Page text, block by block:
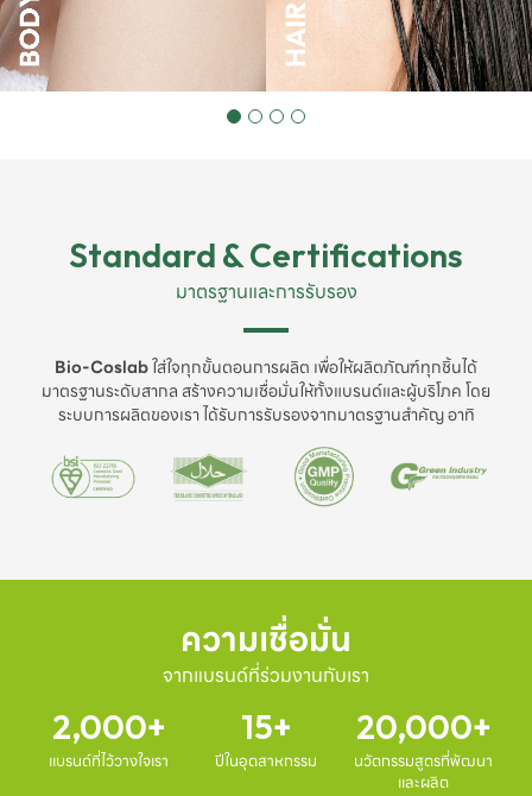
Standard & Certifications
มาตรฐานและการรับรอง
Bio-Coslabใส่ใจทุกขั้นตอนการผลิต เพื่อให้ผลิตภัณฑ์ทุกชิ้นได้
มาตรฐานระดับสากล สร้างความเชื่อมั่นให้ทั้งแบรนด์และผู้บริโภค โดย
ระบบการผลิตของเรา ได้รับการรับรองจากมาตรฐานสำคัญ อาทิ
ความเชื่อมั่น
จากแบรนด์ที่ร่วมงานกับเรา
2,000
แบรนด์ที่ไว้วางใจเรา
15
ปีในอุตสาหกรรม
20,000
นวัตกรรมสูตรที่พัฒนา
และผลิต